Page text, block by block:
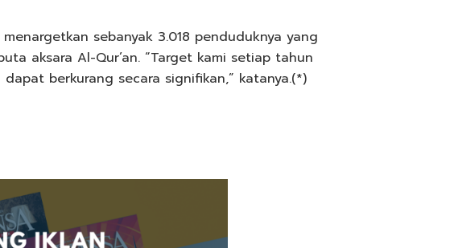
sebanyak 3.018 penduduknya yang
aksara Al-Qur’an. “Target kami setiap tahun
berkurang secara signifikan,” katanya.(*)